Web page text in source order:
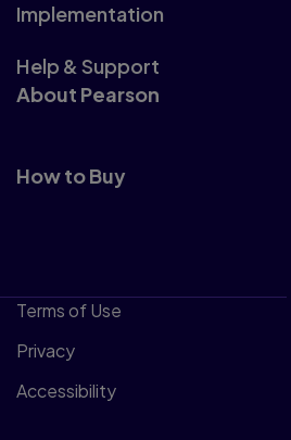
Implementation
Help & Support
About Pearson
How to Buy
Terms of Use
Privacy
Accessibility